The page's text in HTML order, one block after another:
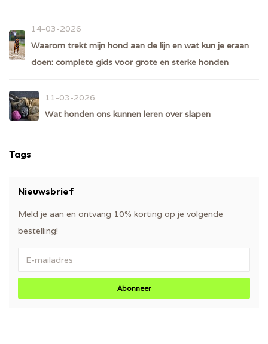
14-03-2026
Waarom trekt mijn hond aan de lijn en wat kun je eraan
doen: complete gids voor grote en sterke honden
11-03-2026
Wat honden ons kunnen leren over slapen
Tags
Nieuwsbrief
Meld je aan en ontvang 10% korting op je volgende
bestelling!
Abonneer